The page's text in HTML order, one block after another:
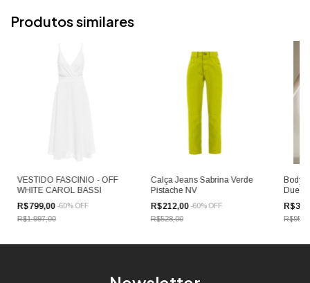
Produtos similares
VESTIDO FASCINIO - OFF
WHITE CAROL BASSI
R$799,00 -60%OFF
R$1.997,00
Calça Jeans Sabrina Verde
Pistache NV
R$212,00 -60%OFF
R$528,00
Body
Duek